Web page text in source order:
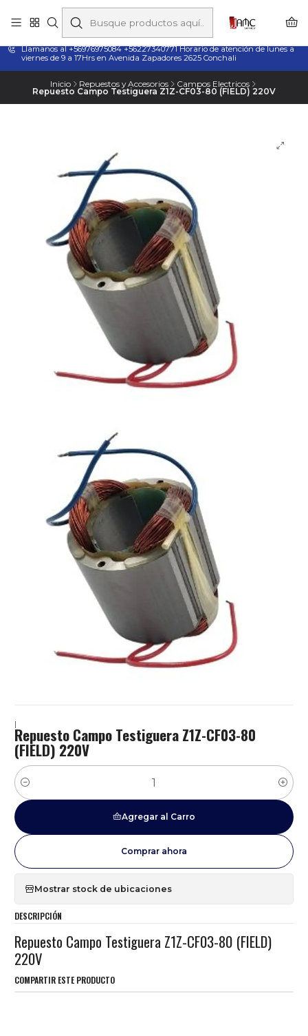
Taladros Magnéticos en Chile | Venta, Arriendo y Servicio
Técnico
Llamanos al +56976975084 +56227340771 Horario de atención de lunes a
viernes de 9 a 17Hrs en Avenida Zapadores 2625 Conchali
Inicio Repuestos y Accesorios Campos Electricos
Repuesto Campo Testiguera Z1Z-CF03-80 (FIELD) 220V
|
Repuesto Campo Testiguera Z1Z-CF03-80
(FIELD) 220V
Cantidad
Agregar al Carro
Comprar ahora
Mostrar stock de ubicaciones
DESCRIPCIÓN
Repuesto Campo Testiguera Z1Z-CF03-80 (FIELD)
220V
COMPARTIR ESTE PRODUCTO